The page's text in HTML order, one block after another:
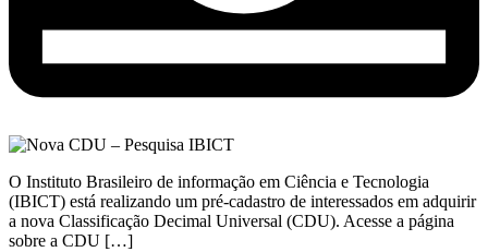
​O Instituto Brasileiro de informação em Ciência e Tecnologia
(IBICT) está realizando um pré-cadastro de interessados em adquirir
a nova Classificação Decimal Universal (CDU). ​Acesse a página
sobre a CDU […]